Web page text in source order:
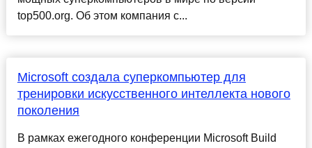
top500.org. Об этом компания с...
Microsoft создала суперкомпьютер для
тренировки искусственного интеллекта нового
поколения
В рамках ежегодного конференции Microsoft Build